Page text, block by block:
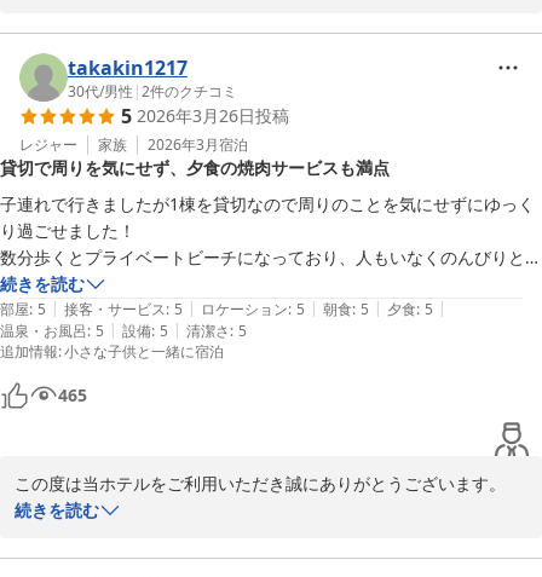
御礼申し上げます。
皆様の素敵な思い出のお役に立てましたら幸いでございます。
是非また自然豊かな環境を味わいにお越しいただけますことを心よ
りお待ちしております。
ＭＡＫＡＩ ＫＡＭＯＧＡＷＡ ＲＥＳＯＲＴ
2026-04-04
takakin1217
30代/男性 |2件のクチコミ
5 2026年3月26日投稿
レジャー 家族 2026年3月宿泊
貸切で周りを気にせず、夕食の焼肉サービスも満点
子連れで行きましたが1棟を貸切なので周りのことを気にせずにゆっく
り過ごせました！
数分歩くとプライベートビーチになっており、人もいなくのんびりと散
歩ができました！
そしてびっくりしたのが夕食です！！
やっと食べ終わった！と思ったら焼肉が！！
なんてサービス満点！
またお邪魔したいです！！
続きを読む
部屋: 5 | 接客・サービス: 5 | ロケーション: 5 | 朝食: 5 | 夕食: 5 |
温泉・お風呂: 5 | 設備: 5 | 清潔さ: 5
追加情報:小さな子供と一緒に宿泊
465
この度は当ホテルをご利用いただき誠にありがとうございます。
お食事に施設・周辺の環境までご満足いただけたとのこと大変嬉し
申し上げます。
続きを読む